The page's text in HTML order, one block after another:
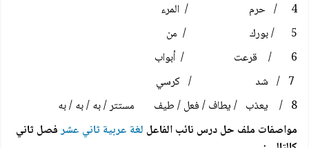
4 / حرم / المرء
5 / بورك / من
6 / قرعت / أبواب
8 / يعذب / يطاف / فعل / طيف مستتر / به / به / به
مواصفات ملف حل درس نائب الفاعل لغة عربية ثاني عشرفصل ثاني